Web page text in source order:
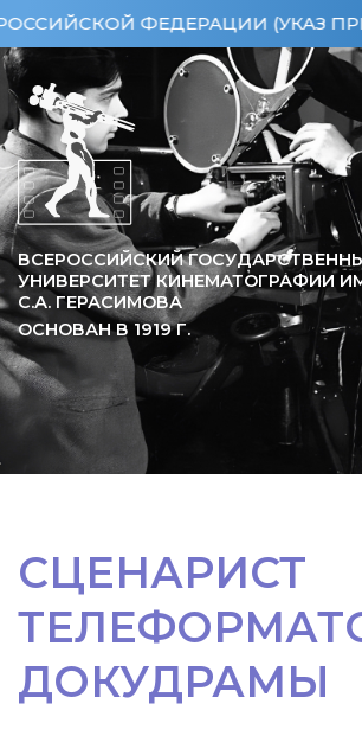
ФЕДЕРАЦИИ (УКАЗ
ВСЕРОССИЙСКИЙ
УНИВЕРСИТЕТ КИНЕМАТОГРАФИИ
С.А. ГЕРАСИМОВА
ОСНОВАН В 1919Г.
СЦЕНАРИСТ
ДОКУДРАМЫ